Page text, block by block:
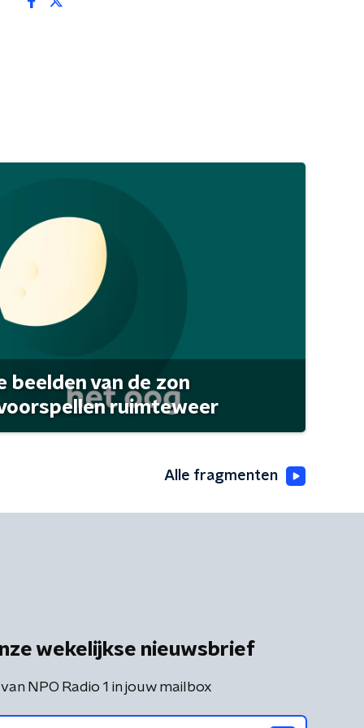
beelden van de zon
ruimteweer
Alle fragmenten
wekelijkse nieuwsbrief
NPO Radio 1 in jouw mailbox